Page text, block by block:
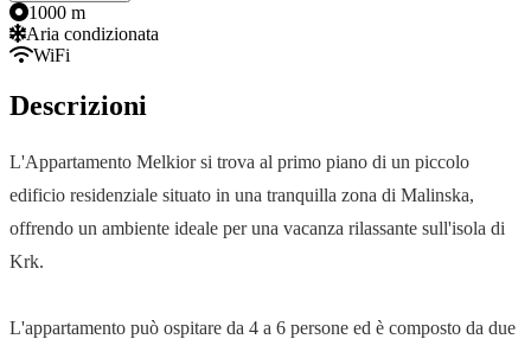
1000 m
Aria condizionata
WiFi
Descrizioni
L'Appartamento Melkior si trova al primo piano di un piccolo
edificio residenziale situato in una tranquilla zona di Malinska,
offrendo un ambiente ideale per una vacanza rilassante sull'isola di
Krk.
L'appartamento può ospitare da 4 a 6 persone ed è composto da due